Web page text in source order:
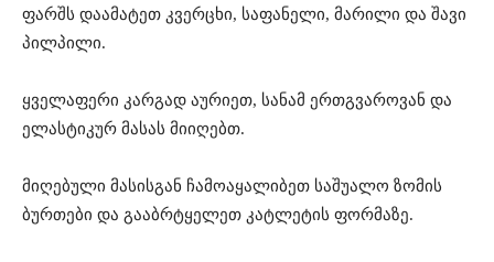
ფარშს დაამატეთ კვერცხი, საფანელი, მარილი და შავი
პილპილი.
ყველაფერი კარგად აურიეთ, სანამ ერთგვაროვან და
ელასტიკურ მასას მიიღებთ.
მიღებული მასისგან ჩამოაყალიბეთ საშუალო ზომის
ბურთები და გააბრტყელეთ კატლეტის ფორმაზე.